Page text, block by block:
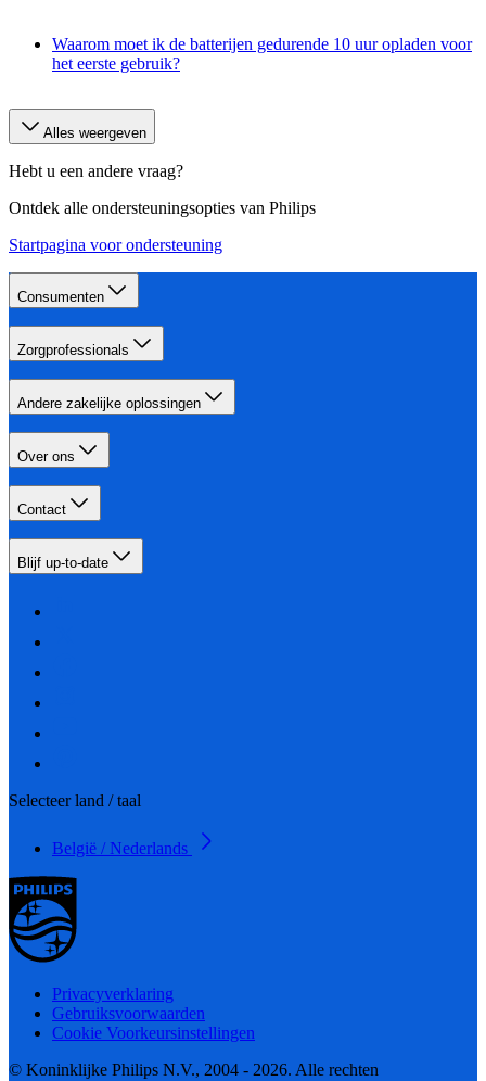
Waarom moet ik de batterijen gedurende 10 uur opladen voor
het eerste gebruik?
Alles weergeven
Hebt u een andere vraag?
Ontdek alle ondersteuningsopties van Philips
Startpagina voor ondersteuning
Consumenten
Zorgprofessionals
Andere zakelijke oplossingen
Over ons
Contact
Blijf up-to-date
Selecteer land / taal
België / Nederlands
Privacyverklaring
Gebruiksvoorwaarden
Cookie Voorkeursinstellingen
© Koninklijke Philips N.V., 2004 - 2026. Alle rechten